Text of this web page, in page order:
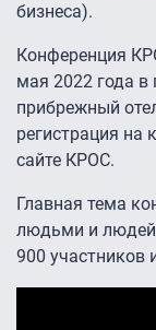
бизнеса).
Конференция
мая 2022 года в
прибрежный
регистрация на
сайте КРОС.
Главная тема
людьми и людей
900 участников